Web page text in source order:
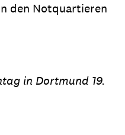
den Notquartieren
in Dortmund 19.